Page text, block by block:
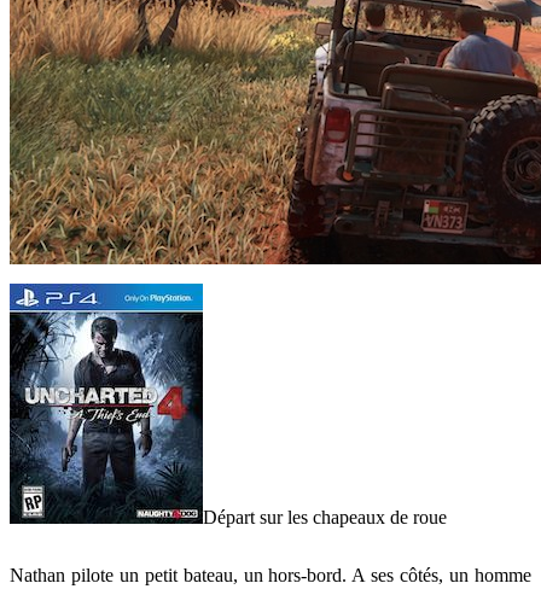
Départ sur les chapeaux de roue
Nathan pilote un petit bateau, un hors-bord. A ses côtés, un homme